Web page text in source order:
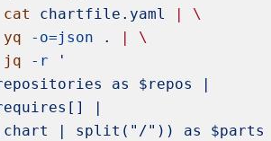
cat
chartfile.yaml |
\
yq
-o=json . |
\
jq
-r '
as $repos |
|
| split("/")) as $parts